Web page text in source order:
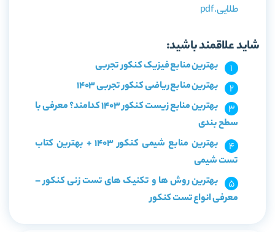
طلایی.pdf
شاید علاقمند باشید:
بهترین منابع فیزیک کنکور تجربی
بهترین منابع ریاضی کنکور تجربی 1403
بهترین منابع زیست کنکور 1403 کدامند؟ معرفی با
سطح بندی
بهترین منابع شیمی کنکور 1403 + بهترین کتاب
تست شیمی
بهترین روش ها و تکنیک های تست زنی کنکور –
معرفی انواع تست کنکور